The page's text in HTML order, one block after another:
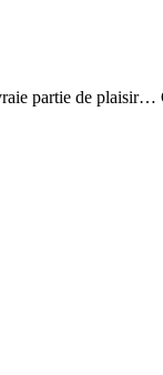
partie de plaisir…